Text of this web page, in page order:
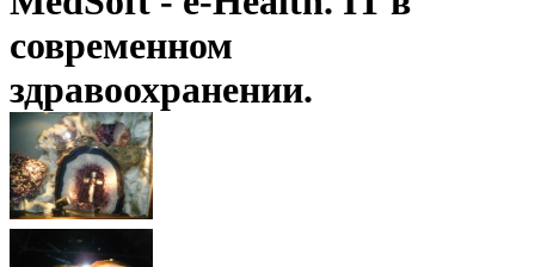
современном
здравоохранении.